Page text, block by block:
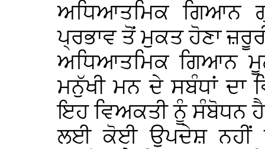
ਅਧਿਆਤਮਿਕ ਗਿਆਨ
ਪ੍ਰਭਾਵ ਤੋਂ ਮੁਕਤ ਹੋਣਾ
ਅਧਿਆਤਮਿਕ ਗਿਆਨ
ਮਨੁੱਖੀ ਮਨ ਦੇ ਸਬੰਧਾਂ ਦਾ
ਇਹ ਵਿਅਕਤੀ ਨੂੰ ਸੰਬੋਧਨ
ਲਈ ਕੋਈ ਉਪਦੇਸ਼ ਨਹੀਂ